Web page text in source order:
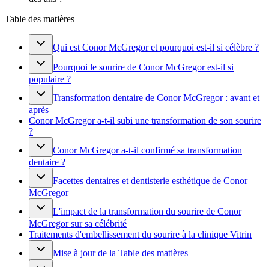
Table des matières
Qui est Conor McGregor et pourquoi est-il si célèbre ?
Pourquoi le sourire de Conor McGregor est-il si
populaire ?
Transformation dentaire de Conor McGregor : avant et
après
Conor McGregor a-t-il subi une transformation de son sourire
?
Conor McGregor a-t-il confirmé sa transformation
dentaire ?
Facettes dentaires et dentisterie esthétique de Conor
McGregor
L'impact de la transformation du sourire de Conor
McGregor sur sa célébrité
Traitements d'embellissement du sourire à la clinique Vitrin
Mise à jour de la Table des matières